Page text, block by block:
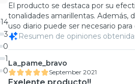
14
3
0
1
0
El producto se destaca por su
tonalidades amarillentas. Además,
uso diario puede ser necesario
Resumen de opiniones
La_pame_bravo
September 2021